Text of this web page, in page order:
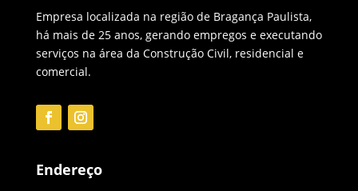
Empresa localizada na região de Bragança Paulista,
há mais de 25 anos, gerando empregos e executando
serviços na área da Construção Civil, residencial e
comercial.
Endereço